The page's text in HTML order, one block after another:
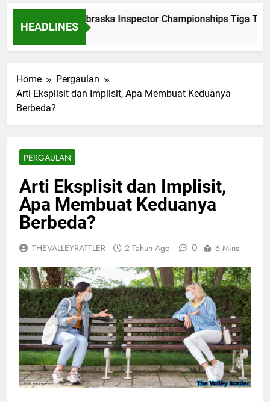
HEADLINES
Dominasi Nebraska Inspector Championships Tiga
2 Bulan Ago
Home
Pergaulan
Arti Eksplisit dan Implisit, Apa Membuat Keduanya
Berbeda?
PERGAULAN
Arti Eksplisit dan Implisit,
Apa Membuat Keduanya
Berbeda?
THEVALLEYRATTLER 2 Tahun Ago 0 6 Mins